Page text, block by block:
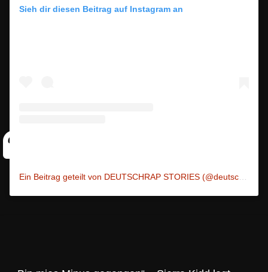
Sieh dir diesen Beitrag auf Instagram an
Ein Beitrag geteilt von DEUTSCHRAP STORIES (@deutschrap_stories)